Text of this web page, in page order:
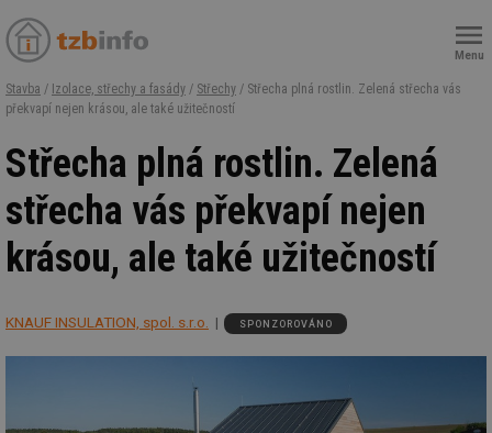
Menu
Stavba / Izolace, střechy a fasády / Střechy / Střecha plná rostlin. Zelená střecha vás
překvapí nejen krásou, ale také užitečností
Střecha plná rostlin. Zelená
střecha vás překvapí nejen
krásou, ale také užitečností
KNAUF INSULATION, spol. s.r.o. SPONZOROVÁNO